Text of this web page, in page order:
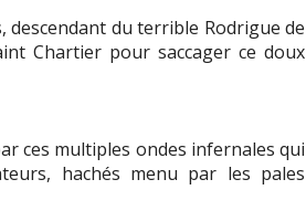
descendant du terrible Rodrigue de
Chartier pour saccager ce doux
ces multiples ondes infernales qui
hachés menu par les pales